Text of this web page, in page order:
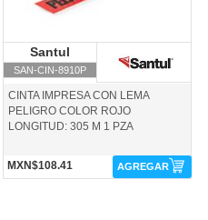
Santul
SAN-CIN-8910P
CINTA IMPRESA CON LEMA
PELIGRO COLOR ROJO
LONGITUD: 305 M 1 PZA
MXN$108.41 AGREGAR